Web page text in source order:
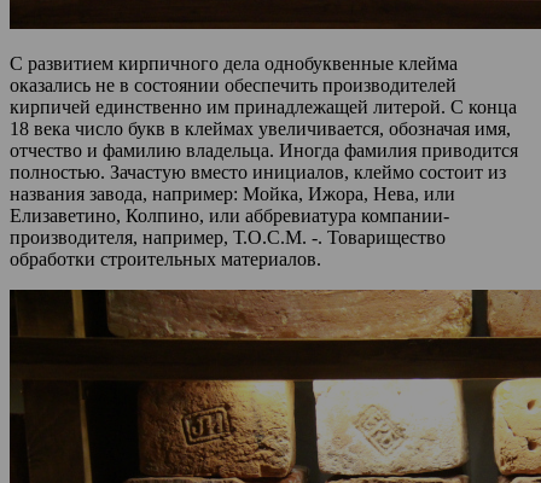
С развитием кирпичного дела однобуквенные клейма
оказались не в состоянии обеспечить производителей
кирпичей единственно им принадлежащей литерой. С конца
18 века число букв в клеймах увеличивается, обозначая имя,
отчество и фамилию владельца. Иногда фамилия приводится
полностью. Зачастую вместо инициалов, клеймо состоит из
названия завода, например: Мойка, Ижора, Нева, или
Елизаветино, Колпино, или аббревиатура компании-
производителя, например, Т.О.С.М. -. Товарищество
обработки строительных материалов.